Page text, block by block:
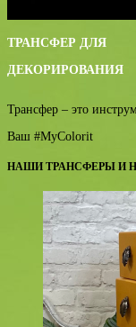
ТРАНСФЕР ДЛЯ
ДЕКОРИРОВАНИЯ
Трансфер – это
Ваш #MyColorit
НАШИ ТРАНСФЕРЫ И